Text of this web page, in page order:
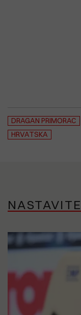
DRAGAN PRIMORAC
HRVATSKA